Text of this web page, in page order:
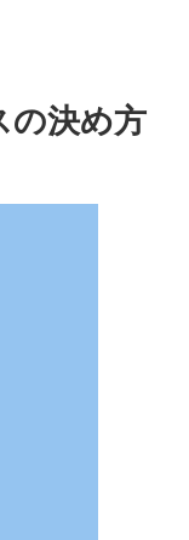
の決め方